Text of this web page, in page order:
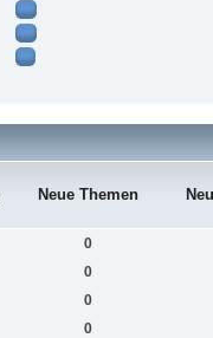
Neue Themen
0
0
0
0